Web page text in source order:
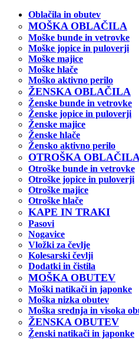
Oblačila in obutev
MOŠKA OBLAČILA
Moške bunde in vetrovke
Moške jopice in puloverji
Moške majice
Moške hlače
Moško aktivno perilo
ŽENSKA OBLAČILA
Ženske bunde in vetrovke
Ženske jopice in puloverji
Ženske majice
Ženske hlače
Žensko aktivno perilo
OTROŠKA OBLAČILA
Otroške bunde in vetrovke
Otroške jopice in puloverji
Otroške majice
Otroške hlače
KAPE IN TRAKI
Pasovi
Nogavice
Vložki za čevlje
Kolesarski čevlji
Dodatki in čistila
MOŠKA OBUTEV
Moški natikači in japonke
Moška nizka obutev
Moška srednja in visoka
ŽENSKA OBUTEV
Ženski natikači in japonke